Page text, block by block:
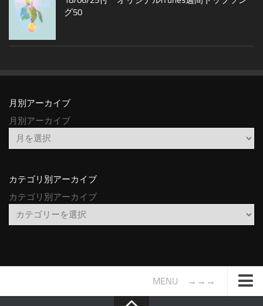
グ50
月別アーカイブ
月別アーカイブ
カテゴリ別アーカイブ
カテゴリ別アーカイブ
MENU →→→